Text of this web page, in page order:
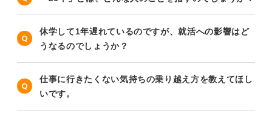
休学して1年遅れているのですが、就活への影響はど
うなるのでしょうか？
仕事に行きたくない気持ちの乗り越え方を教えてほし
いです。